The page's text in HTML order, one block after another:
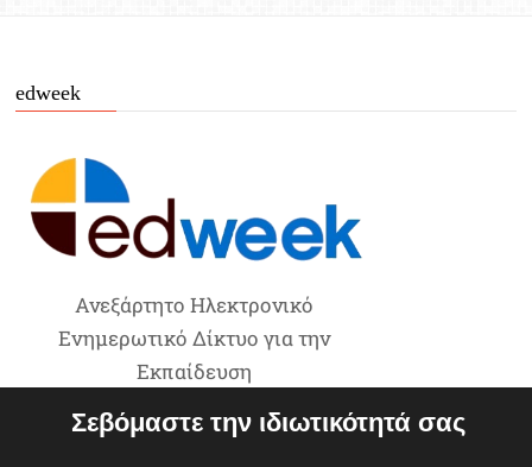
edweek
Ανεξάρτητο Ηλεκτρονικό
Ενημερωτικό Δίκτυο για την
Εκπαίδευση
Σεβόμαστε την ιδιωτικότητά σας